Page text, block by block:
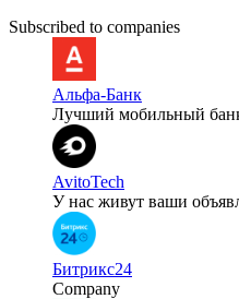
Subscribed to companies
Альфа-Банк
Лучший мобильный
AvitoTech
У нас живут ваши
Битрикс24
Company